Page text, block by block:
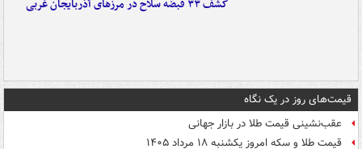
کشف ۳۳ قبضه سلاح در مرزهای آذربایجان غربی
قیمت‌های روز در یک نگاه
عقب‌نشینی قیمت طلا در بازار جهانی
قیمت طلا و سکه امروز یکشنبه ۱۸ مرداد ۱۴۰۵